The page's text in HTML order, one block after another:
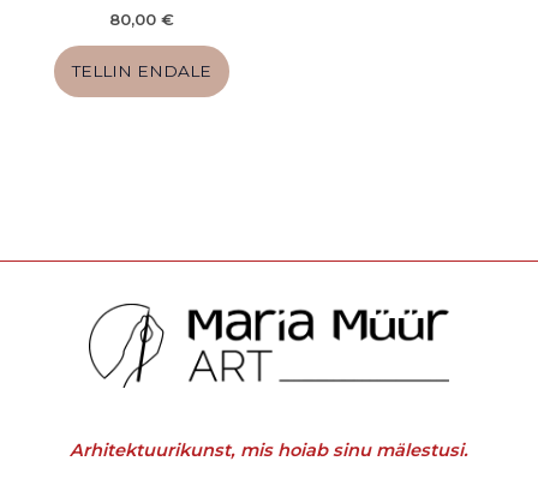
80,00€
TELLIN ENDALE
Arhitektuurikunst, mis hoiab sinu mälestusi.